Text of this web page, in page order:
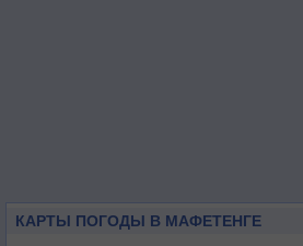
КАРТЫ ПОГОДЫ В МАФЕТЕНГЕ